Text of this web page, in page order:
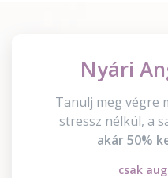
Nyári
Tanulj meg végre
stressz nélkül, a
akár 50%
csak